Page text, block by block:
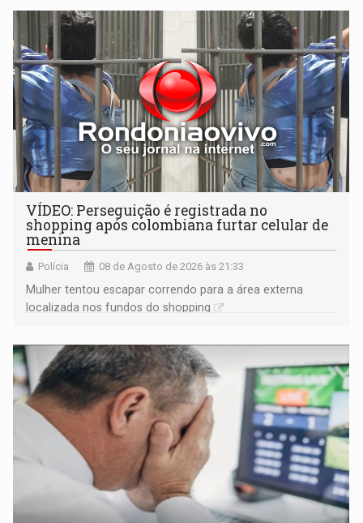
VÍDEO: Perseguição é registrada no
shopping após colombiana furtar celular de
menina
Polícia 08 de Agosto de 2026 às 21:33
Mulher tentou escapar correndo para a área externa
localizada nos fundos do shopping